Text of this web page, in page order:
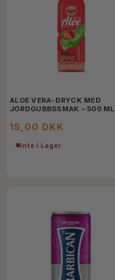
ALOE VERA-DRYCK MED
JORDGUBBSSMAK – 500 ML
15,00 DKK
Inte I Lager